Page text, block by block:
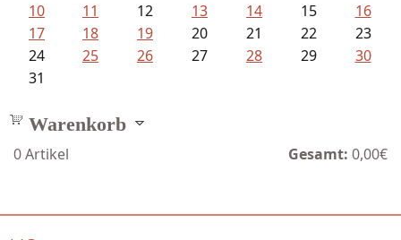
10
11 12 13 14 15
16
17
18 19 20 21 22
23
24
25 26 27 28 29
30
31
Warenkorb
0Artikel Gesamt: 0,00€